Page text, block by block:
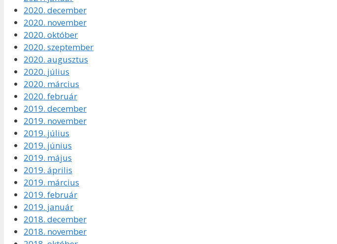
2020. december
2020. november
2020. október
2020. szeptember
2020. augusztus
2020. július
2020. március
2020. február
2019. december
2019. november
2019. július
2019. június
2019. május
2019. április
2019. március
2019. február
2019. január
2018. december
2018. november